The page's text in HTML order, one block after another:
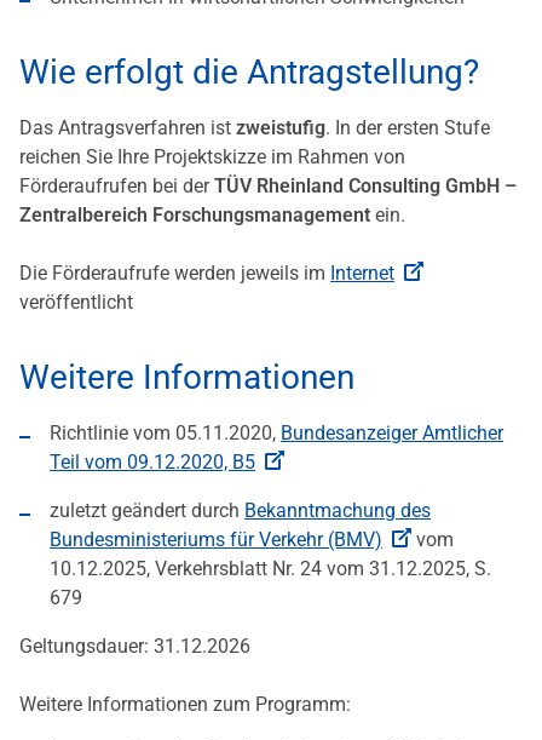
Wie erfolgt die Antragstellung?
Das Antragsverfahren ist zweistufig. In der ersten Stufe
reichen Sie Ihre Projektskizze im Rahmen von
Förderaufrufen bei derTÜV Rheinland Consulting GmbH –
Zentralbereich Forschungsmanagement ein.
Die Förderaufrufe werden jeweils im Internet
veröffentlicht
Weitere Informationen
Richtlinie vom 05.11.2020, Bundesanzeiger Amtlicher
Teil vom 09.12.2020, B5
zuletzt geändert durch Bekanntmachung des
Bundesministeriums für Verkehr (BMV)
vom
10.12.2025, Verkehrsblatt Nr. 24 vom 31.12.2025, S.
679
Geltungsdauer: 31.12.2026
Weitere Informationen zum Programm: